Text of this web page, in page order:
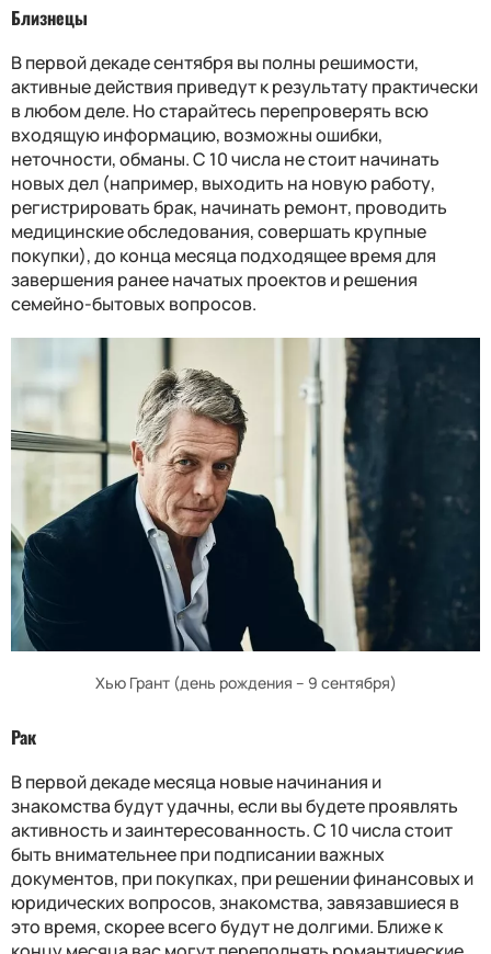
Близнецы
В первой декаде сентября вы полны решимости,
активные действия приведут к результату практически
в любом деле. Но старайтесь перепроверять всю
входящую информацию, возможны ошибки,
неточности, обманы. С 10 числа не стоит начинать
новых дел (например, выходить на новую работу,
регистрировать брак, начинать ремонт, проводить
медицинские обследования, совершать крупные
покупки), до конца месяца подходящее время для
завершения ранее начатых проектов и решения
семейно-бытовых вопросов.
Хью Грант (день рождения – 9 сентября)
Рак
В первой декаде месяца новые начинания и
знакомства будут удачны, если вы будете проявлять
активность и заинтересованность. С 10 числа стоит
быть внимательнее при подписании важных
документов, при покупках, при решении финансовых и
юридических вопросов, знакомства, завязавшиеся в
это время, скорее всего будут не долгими. Ближе к